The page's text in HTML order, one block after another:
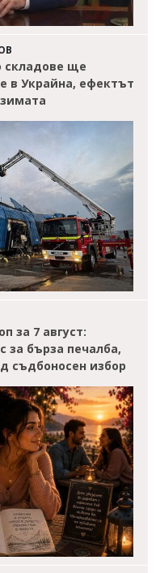
складове ще
в Украйна, ефектът
за 7 август:
за бърза печалба,
съдбоносен избор